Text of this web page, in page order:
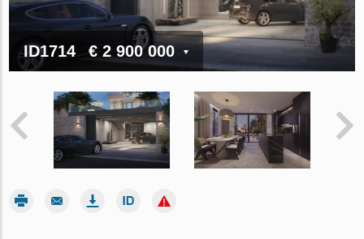
ID1714 € 2 900 000